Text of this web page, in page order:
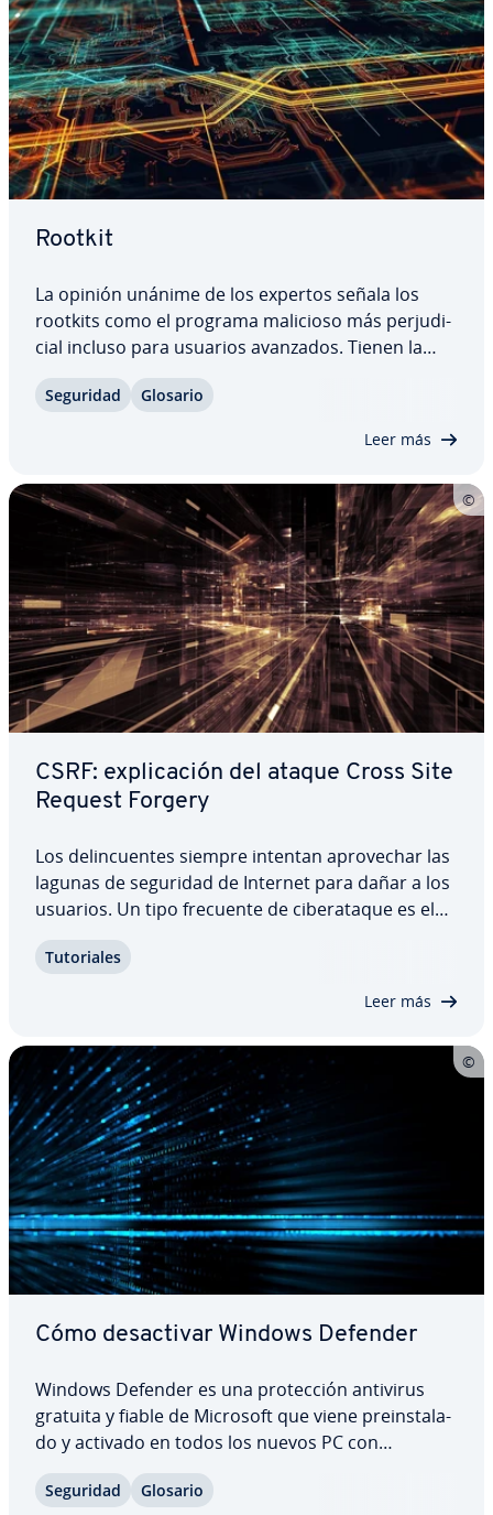
Rootkit
La opinión unánime de los expertos señala los
rootkits como el programa malicioso más pe­r­ju­di­
cial incluso para usuarios avanzados. Tienen la
permitir así a de­li­n­cue­n­tes ci­be­r­né­ti­cos pasar des­
Seguridad Glosario
Leer más
CSRF: ex­pli­ca­ción del ataque Cross Site
Request Forgery
Los de­li­n­cue­n­tes siempre intentan apro­ve­char las
lagunas de seguridad de Internet para dañar a los
usuarios. Un tipo frecuente de ci­ber­ata­que es el
CSRF. Sin que el usuario se dé cuenta, este ataque
Tu­to­ria­les
Leer más
Cómo des­ac­ti­var Windows Defender
Windows Defender es una pro­te­c­ción antivirus
gratuita y fiable de Microsoft que viene prei­n­s­ta­la­
do y activado en todos los nuevos PC con
productos de otros pro­vee­do­res de seguridad,
Seguridad Glosario